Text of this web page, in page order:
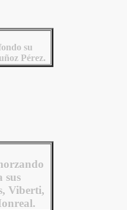
su
Pérez.
sus
Viberti,